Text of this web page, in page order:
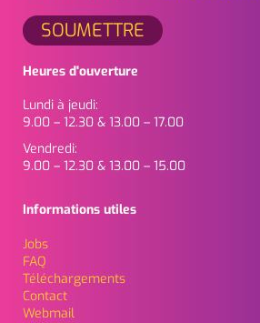
Heures d'ouverture
Lundi à jeudi:
9.00 – 12.30 & 13.00 – 17.00
Vendredi:
9.00 – 12.30 & 13.00 – 15.00
Informations utiles
Jobs
FAQ
Téléchargements
Contact
Webmail